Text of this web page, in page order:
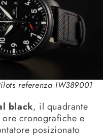
referenza IW389001
black, il quadrante
cronografiche e
posizionato